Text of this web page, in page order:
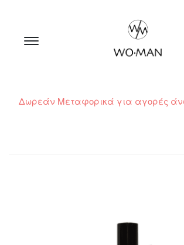
Δωρεάν Μεταφορικά για αγορές